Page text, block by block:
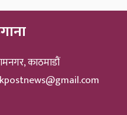
काठमाडौं